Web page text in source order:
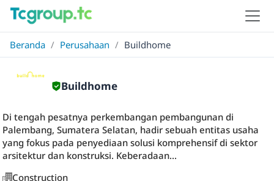
Beranda / Perusahaan / Buildhome
Buildhome
Di tengah pesatnya perkembangan pembangunan di
Palembang, Sumatera Selatan, hadir sebuah entitas usaha
yang fokus pada penyediaan solusi komprehensif di sektor
arsitektur dan konstruksi. Keberadaan...
Construction